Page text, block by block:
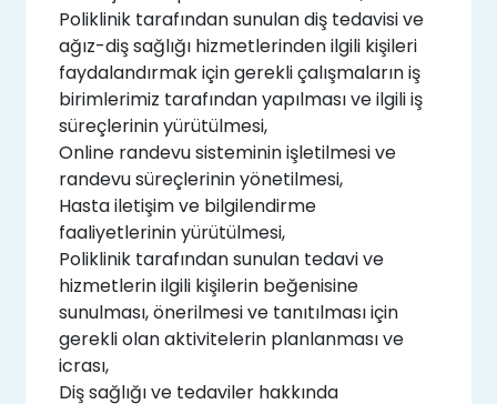
Poliklinik tarafından sunulan diş tedavisi ve
ağız-diş sağlığı hizmetlerinden ilgili kişileri
faydalandırmak için gerekli çalışmaların iş
birimlerimiz tarafından yapılması ve ilgili iş
süreçlerinin yürütülmesi,
Online randevu sisteminin işletilmesi ve
randevu süreçlerinin yönetilmesi,
Hasta iletişim ve bilgilendirme
faaliyetlerinin yürütülmesi,
Poliklinik tarafından sunulan tedavi ve
hizmetlerin ilgili kişilerin beğenisine
sunulması, önerilmesi ve tanıtılması için
gerekli olan aktivitelerin planlanması ve
icrası,
Diş sağlığı ve tedaviler hakkında